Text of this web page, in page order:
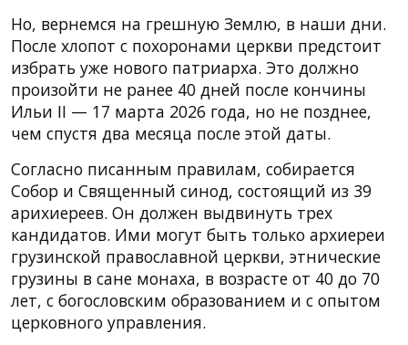
Но, вернемся на грешную Землю, в наши дни.
После хлопот с похоронами церкви предстоит
избрать уже нового патриарха. Это должно
произойти не ранее 40 дней после кончины
Ильи II — 17 марта 2026 года, но не позднее,
чем спустя два месяца после этой даты.
Согласно писанным правилам, собирается
Собор и Священный синод, состоящий из 39
арихиереев. Он должен выдвинуть трех
кандидатов. Ими могут быть только архиереи
грузинской православной церкви, этнические
грузины в сане монаха, в возрасте от 40 до 70
лет, с богословским образованием и с опытом
церковного управления.